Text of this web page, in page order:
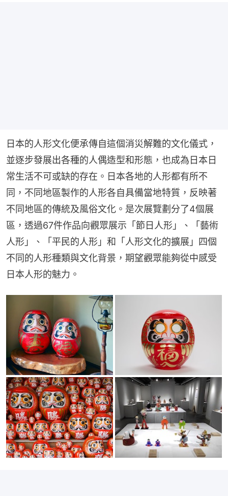
日本的人形文化便承傳自這個消災解難的文化儀式，
並逐步發展出各種的人偶造型和形態，也成為日本日
常生活不可或缺的存在。日本各地的人形都有所不
同，不同地區製作的人形各自具備當地特質，反映著
不同地區的傳統及風俗文化。是次展覽劃分了4個展
區，透過67件作品向觀眾展示「節日人形」、「藝術
人形」、「平民的人形」和「人形文化的擴展」四個
不同的人形種類與文化背景，期望觀眾能夠從中感受
日本人形的魅力。